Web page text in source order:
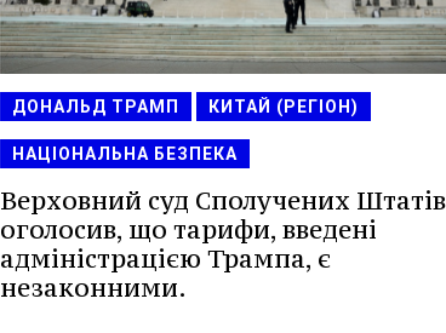
ДОНАЛЬД ТРАМП КИТАЙ (РЕГІОН)
НАЦІОНАЛЬНА БЕЗПЕКА
Верховний суд Сполучених Штатів
оголосив, що тарифи, введені
адміністрацією Трампа, є
незаконними.